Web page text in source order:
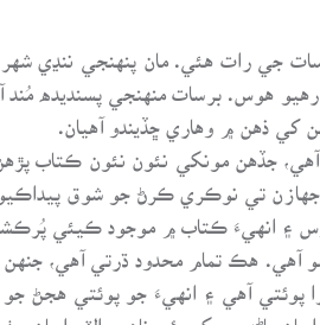
جي رات هئي. مان پنهنجي ننڍي شهر
رهيو هوس. برسات منهنجي پسنديده
کي ذهن ۾ وهاري ڇڏيندو آهيان.
آهي، جڏهن مونکي نئون نئون ڪتاب
جهازن تي نوڪري ڪرڻ جو شوق
۽ انهيءَ ڪتاب ۾ موجود ڪيئي پُرڪشش
آهي. هڪ تمام محدود ڌرتي آهي،
پوئتي آهي ۽ انهيءَ جو پوئتي
ماڻهن سکيو ئي ناهي، الٽو